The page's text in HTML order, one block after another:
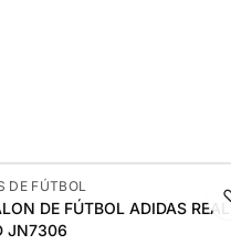
DE FÚTBOL
DE FÚTBOL ADIDAS REAL
JN7306